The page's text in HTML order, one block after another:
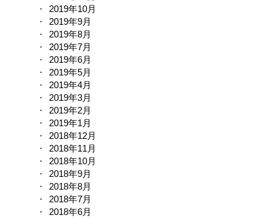
2019年10月
2019年9月
2019年8月
2019年7月
2019年6月
2019年5月
2019年4月
2019年3月
2019年2月
2019年1月
2018年12月
2018年11月
2018年10月
2018年9月
2018年8月
2018年7月
2018年6月